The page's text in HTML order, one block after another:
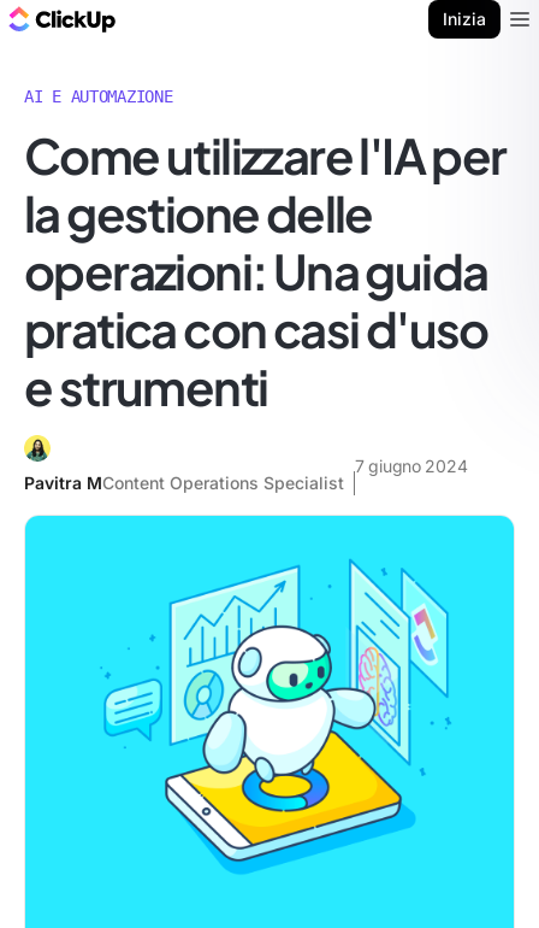
Inizia
AI E AUTOMAZIONE
Come utilizzare l'IA per
la gestione delle
operazioni: Una guida
pratica con casi d'uso
e strumenti
Pavitra MContent Operations Specialist
7 giugno 2024